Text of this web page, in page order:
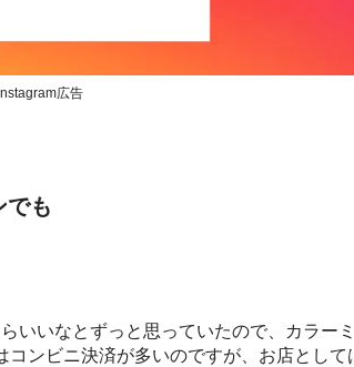
広告
でも
いいなとずっと思っていたので、カラー
コンビニ決済が多いのですが、お店とし